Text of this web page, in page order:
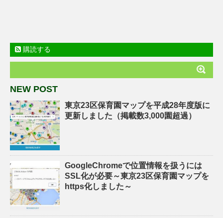
購読する
NEW POST
東京23区保育園マップを平成28年度版に
更新しました（掲載数3,000園超過）
GoogleChromeで位置情報を扱うには
SSL化が必要～東京23区保育園マップを
https化しました～